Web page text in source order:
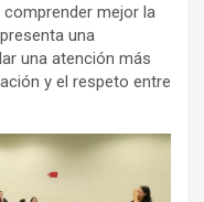
comprender mejor la
una
una atención más
y el respeto entre